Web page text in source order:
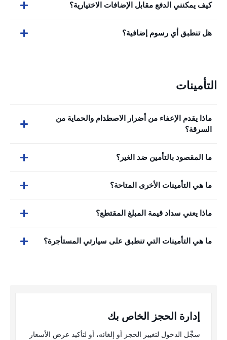
كيف يمكنني الدفع مقابل الإضافات الاختيارية؟
هل تنطبق أي رسوم إضافية؟
التأمينات
ماذا يقدم الإعفاء من أضرار الاصطدام والحماية من
السرقة؟
ما المقصود بالتأمين ضد الغير؟
ما هي التأمينات الأخرى المتاحة؟
ماذا يعني سداد قيمة المبلغ المقتطع؟
ما هي التأمينات التي تنطبق على سيارتي المستأجرة؟
إدارة الحجز الخاص بك
سجِّل الدخول لتغيير الحجز أو إلغائه، أو لتأكيد عرض الأسعار